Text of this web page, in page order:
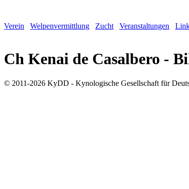
Verein Welpenvermittlung Zucht Veranstaltungen
Ch Kenai de Casalbero -
© 2011-2026 KyDD - Kynologische Gesellschaft für